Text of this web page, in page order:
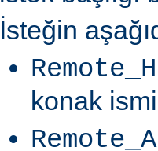
İsteğin
konak